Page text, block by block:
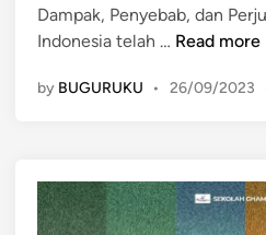
Dampak, Penyebab, dan
Indonesia telah … K
s
a
n
Read more
by BUGURUKU • 26/09/2023